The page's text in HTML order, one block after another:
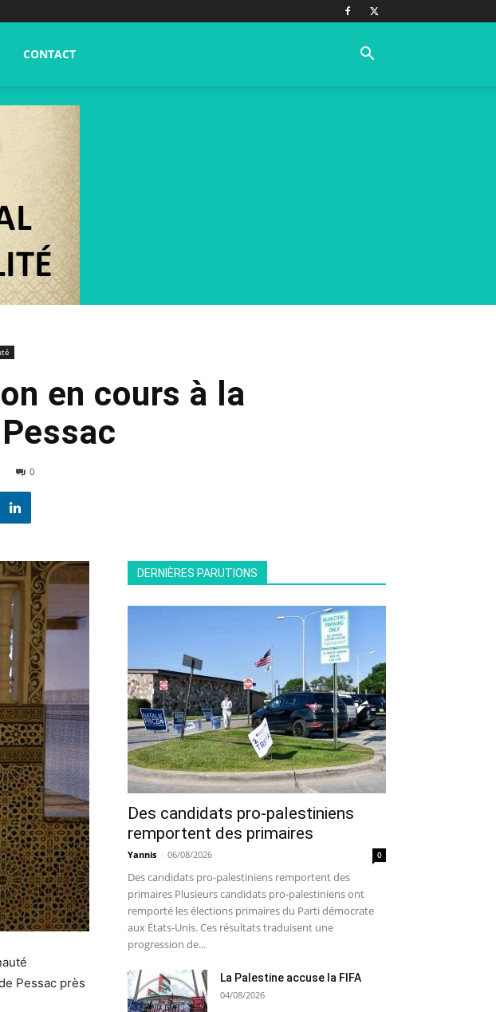
CONTACT
en cours à la
0
Pessac près
DERNIÈRES PARUTIONS
Des candidats pro-palestiniens
remportent des primaires
Yannis - 06/08/2026 0
Des candidats pro-palestiniens remportent des
primaires Plusieurs candidats pro-palestiniens ont
remporté les élections primaires du Parti démocrate
aux États-Unis. Ces résultats traduisent une
progression de...
La Palestine accuse la FIFA
04/08/2026